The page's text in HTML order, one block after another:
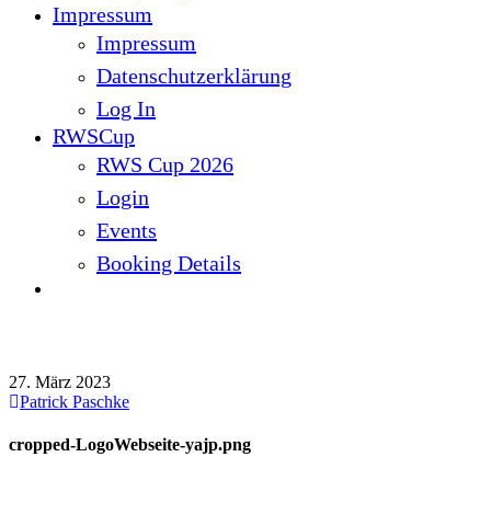
Impressum
Impressum
Datenschutzerklärung
Log In
RWSCup
RWS Cup 2026
Login
Events
Booking Details
27. März 2023
Patrick Paschke
cropped-LogoWebseite-yajp.png